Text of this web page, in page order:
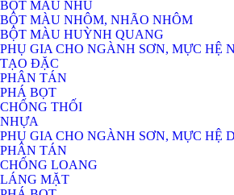
BỘT MÀU NHŨ
BỘT MÀU NHÔM, NHÃO NHÔM
BỘT MÀU HUỲNH QUANG
PHỤ GIA CHO NGÀNH SƠN, MỰC HỆ
TẠO ĐẶC
PHÂN TÁN
PHÁ BỌT
CHỐNG THỐI
NHỰA
PHỤ GIA CHO NGÀNH SƠN, MỰC HỆ
PHÂN TÁN
CHỐNG LOANG
LÁNG MẶT